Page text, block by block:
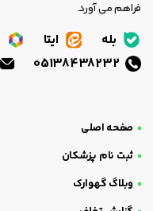
فراهم می آورد.
بله ایتا
صفحه اصلی
ثبت نام پزشکان
وبلاگ گهوارک